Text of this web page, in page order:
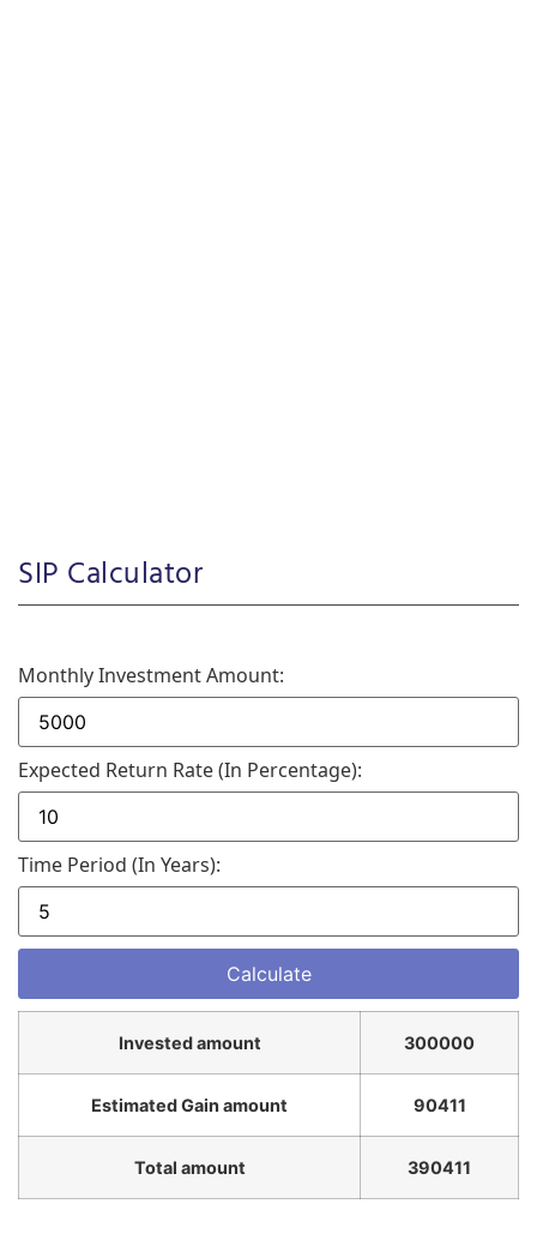
SIP Calculator
Monthly Investment Amount:
Expected Return Rate (in Percentage):
Time Period (in Years):
Invested amount 300000
Estimated Gain amount 90411
Total amount 390411